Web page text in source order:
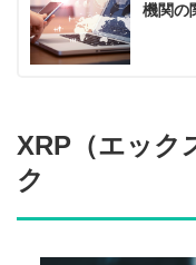
機関の
XRP（エック
ク